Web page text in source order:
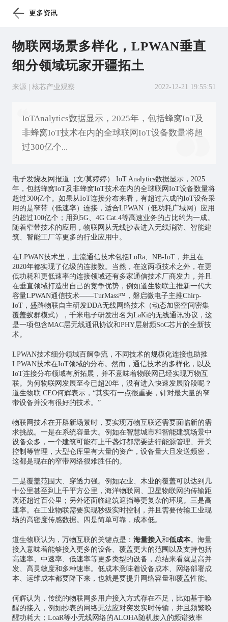
更多资讯
物联网场景多样化，LPWAN垂直
细分领域玩家开疆拓土
来源 | 核芯产业观察 2022-12-21 19:55:51
IoTAnalytics数据显示，2025年，包括蜂窝IoT及
非蜂窝IoT技术在内的全球联网IoT设备数量将超
过300亿个...
电子发烧友网报道（文/莫婷婷） IoT Analytics数据显示，2025
年，包括蜂窝IoT及非蜂窝IoT技术在内的全球联网IoT设备数量将
超过300亿个。如果从IoT连接分布来看，有超过六成的IoT设备采
用的是窄带（低速率）连接，适合LPWAN（低功耗广域网）应用
的超过100亿个；用到5G、4G Cat.4等高速业务的占比约为一成。
随着窄带技术的应用， 物联网 从无线抄表进入无线消防、智能建
筑、智能工厂等更多的行业应用中。
在LPWAN技术里，主流通信技术包括LoRa、NB-IoT，并且在
2020年都实现了亿级的连接数。当然，在这两项技术之外，在更
低功耗和更低速率的连接领域还有多家通信技术厂商发力，并且
在垂直领域打造出自己的竞争优势，例如道生物联主推新一代大
容量LPWAN通信技术——TurMass™，磐启微电子主推Chirp-
IoT，盛路物联自主研发DDA无线网络技术（动态加密空间密集
覆盖蚁群模式），千米电子研发出名为LaKi的无线通讯协议，这
是一项包含MAC层无线通讯协议和PHY层射频SoC芯片的全新技
术。
LPWAN技术细分领域百舸争流，不同技术的规模化连接也助推
LPWAN技术在IoT领域的分布。然而，通信技术的多样化，以及
IoT连接分布领域有所拓展，并不意味着物联网已经实现万物互
联。为何物联网发展至今已超20年，没有进入快速发展阶段呢？
道生物联 CEO何辉表示，“其实有一点很重要，针对最大量的窄
带设备并没有很好的技术。”
物联网技术在开辟新场景时，要实现万物互联还需要面临新的需
求挑战。一是在系统容量大。例如在智慧城市和智能建筑场景中
设备众多，一个建筑可能有上千盏灯都需要进行能源管理、开关
控制等管理，大型仓库里有大量的资产，设备量大且发送频密，
这都是现在的窄带网络很难胜任的。
二是覆盖范围大、穿透力强。例如农业、木业的覆盖可以达到几
十公里甚至到上千平方公里，海洋物联网、卫星物联网的传输距
离还超过百公里；另外还面临建筑遮挡等更复杂的环境。三是高
速率。在工业物联需要实现秒级实时控制，并且需要传输工业现
场的高密度传感数据。四是简单可靠，成本低。
道生物联认为，万物互联的关键点是： 海量接入和低成本。海量
接入意味着能够接入更多的设备、覆盖更大的范围以及支持包括
高速率、中速率、低速率等更多类型的设备，总结来看就是高并
发、高灵敏度和多种速率。低成本意味着设备成本、网络部署成
本、运维成本都要降下来，也就是要提升网络容量和覆盖性能。
何辉认为，传统的物联网多用户接入方式存在不足，比如基于唤
醒的接入，例如抄表的网络无法应对突发实时传输，并且频繁唤
醒功耗大；LoaR等小无线网络的ALOHA随机接入的频谱效率